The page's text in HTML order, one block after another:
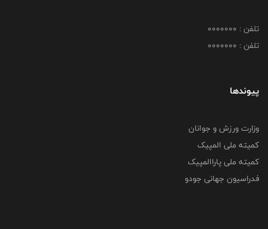
تلفن : 0000000
تلفن : 0000000
پیوندها
وزارت ورزش و جوانان
کمیته ملی المپیک
کمیته ملی پاراالمپیک
فدراسیون جهانی جودو